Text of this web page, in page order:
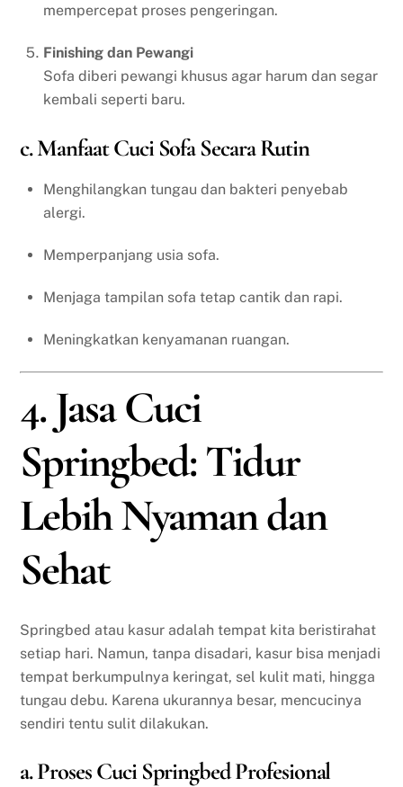
mempercepat proses pengeringan.
Finishing dan Pewangi
Sofa diberi pewangi khusus agar harum dan segar
kembali seperti baru.
c. Manfaat Cuci Sofa Secara Rutin
Menghilangkan tungau dan bakteri penyebab
alergi.
Memperpanjang usia sofa.
Menjaga tampilan sofa tetap cantik dan rapi.
Meningkatkan kenyamanan ruangan.
4. Jasa Cuci
Springbed: Tidur
Lebih Nyaman dan
Sehat
Springbed atau kasur adalah tempat kita beristirahat
setiap hari. Namun, tanpa disadari, kasur bisa menjadi
tempat berkumpulnya keringat, sel kulit mati, hingga
tungau debu. Karena ukurannya besar, mencucinya
sendiri tentu sulit dilakukan.
a. Proses Cuci Springbed Profesional